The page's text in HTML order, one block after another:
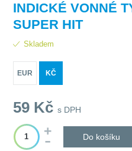
INDICKÉ VONNÉ
SUPER HIT
Skladem
EUR KČ
59 Kčs DPH
Do košíku